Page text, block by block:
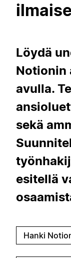
Löydä
Notionin
avulla.
sekä
esitellä
Hanki